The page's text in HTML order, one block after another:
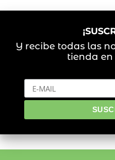
Y recibe todas las
tienda